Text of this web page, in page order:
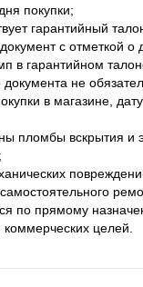
покупки;
гарантийный
с отметкой о
в гарантийном
документа не
в магазине,
пломбы вскрытия и
по прямому
целей.